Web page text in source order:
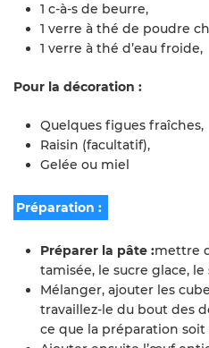
1 c-à-s de beurre,
1 verre à thé de poudre
1 verre à thé d’eau froide,
Pour la décoration :
Quelques figues fraîches,
Raisin (facultatif),
Gelée ou miel
Préparation :
Préparer la pâte :mettre
tamisée, le sucre glace,
Mélanger, ajouter les
travaillez-le du bout des
ce que la préparation soit